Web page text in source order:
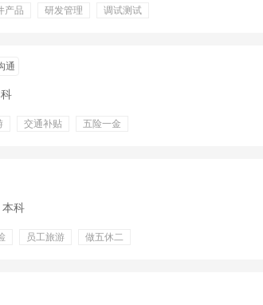
产品 研发管理
调试测试
通
交通补贴
五险一金
本科
员工旅游 做五休二